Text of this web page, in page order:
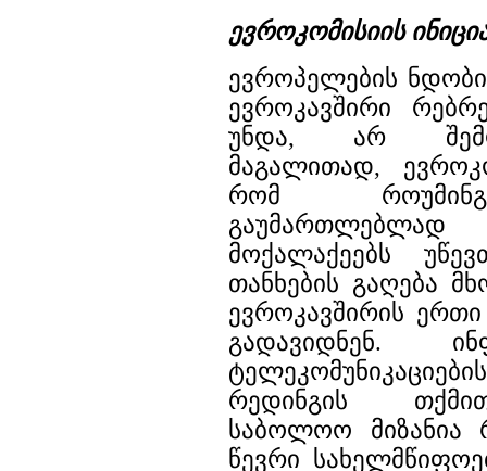
ევროკომისიის
ევროპელების
ევროკავშირი
უნდა, არ
მაგალითად,
რომ
მოქალაქეებს
თანხების გაღება
ევროკავშირის
გადავიდნენ.
რედინგის
საბოლოო მიზანია
წევრი